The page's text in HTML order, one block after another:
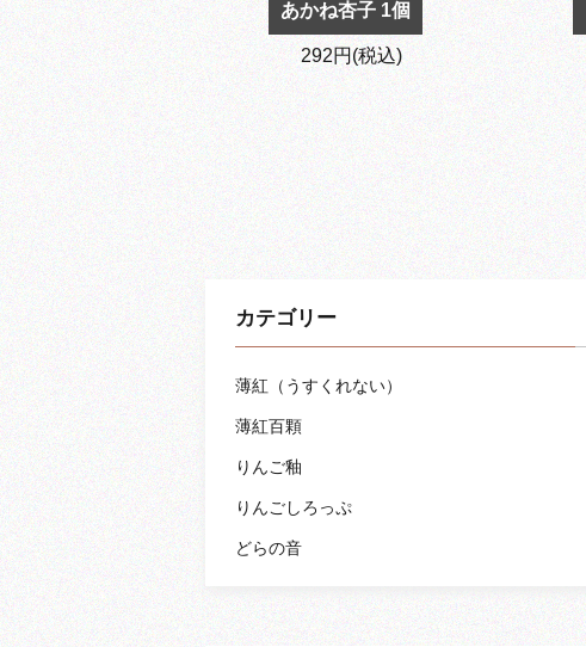
あかね杏子 1個
292円(税込)
カテゴリー
薄紅（うすくれない）
薄紅百顆
りんご釉
りんごしろっぷ
どらの音